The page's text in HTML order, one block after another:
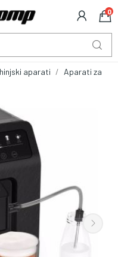
0
aparati
Aparati za